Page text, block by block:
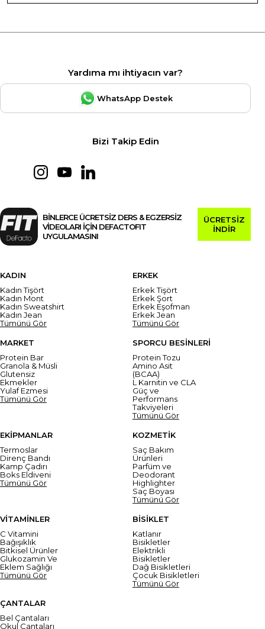
Yardıma mı ihtiyacın var?
WhatsApp Destek
Bizi Takip Edin
BİNLERCE ÜCRETSİZ DERS & EGZERSİZ
VİDEOLARI İÇİN DEFACTOFIT
UYGULAMASINI
ÜCRETSİZ
İNDİR
KADIN
Kadın Tişört
Kadın Mont
Kadın Sweatshirt
Kadın Jean
Tümünü Gör
ERKEK
Erkek Tişört
Erkek Şort
Erkek Eşofman
Erkek Jean
Tümünü Gör
MARKET
Protein Bar
Granola & Müsli
Glutensiz
Ekmekler
Yulaf Ezmesi
Tümünü Gör
SPORCU BESİNLERİ
Protein Tozu
Amino Asit
(BCAA)
L Karnitin ve CLA
Güç ve
Performans
Takviyeleri
Tümünü Gör
EKİPMANLAR
Termoslar
Direnç Bandı
Kamp Çadırı
Boks Eldiveni
Tümünü Gör
KOZMETİK
Saç Bakım
Ürünleri
Parfüm ve
Deodorant
Highlighter
Saç Boyası
Tümünü Gör
VİTAMİNLER
C Vitamini
Bağışıklık
Bitkisel Ürünler
Glukozamin Ve
Eklem Sağlığı
Tümünü Gör
BİSİKLET
Katlanır
Bisikletler
Elektrikli
Bisikletler
Dağ Bisikletleri
Çocuk Bisikletleri
Tümünü Gör
ÇANTALAR
Bel Çantaları
Okul Çantaları